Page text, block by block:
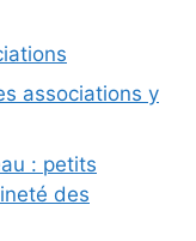
associations y
: petits
des